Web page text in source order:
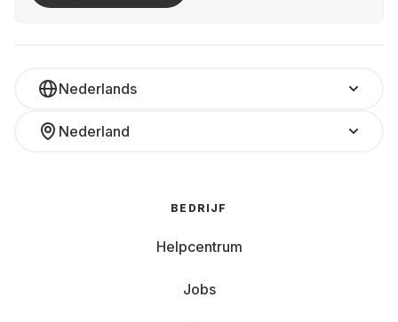
Nederlands
Nederland
BEDRIJF
Helpcentrum
Jobs